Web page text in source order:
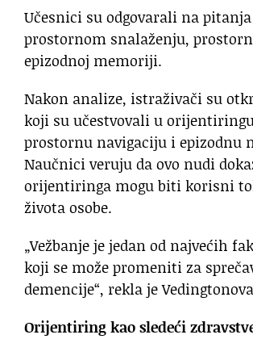
Učesnici su odgovarali na
prostornom snalaženju,
epizodnoj memoriji.
Nakon analize, istraživači su
koji su učestvovali u
prostornu navigaciju i epizodnu
Naučnici veruju da ovo nudi
orijentiringa mogu biti korisni
života osobe.
„Vežbanje je jedan od najvećih
koji se može promeniti za
demencije“, rekla je
Orijentiring kao sledeći